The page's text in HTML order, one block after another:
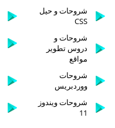
شروحات و حيل
CSS
شروحات و
دروس تطوير
مواقع
شروحات
ووردبريس
شروحات ويندوز
11